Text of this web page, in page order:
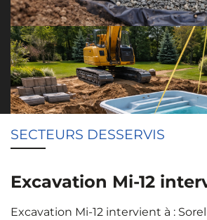
SECTEURS DESSERVIS
Excavation Mi-12
Excavation Mi-12 intervient à :